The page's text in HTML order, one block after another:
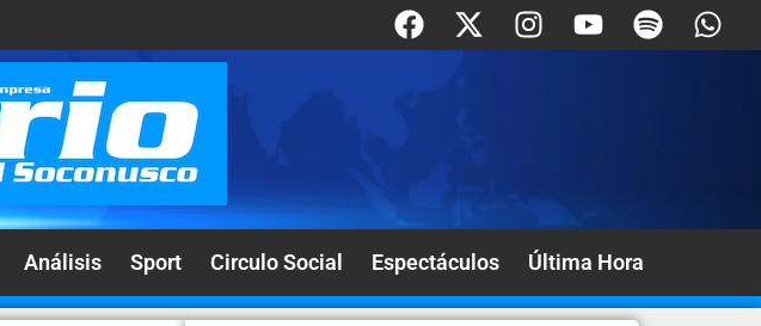
Análisis Sport Circulo Social Espectáculos Última Hora